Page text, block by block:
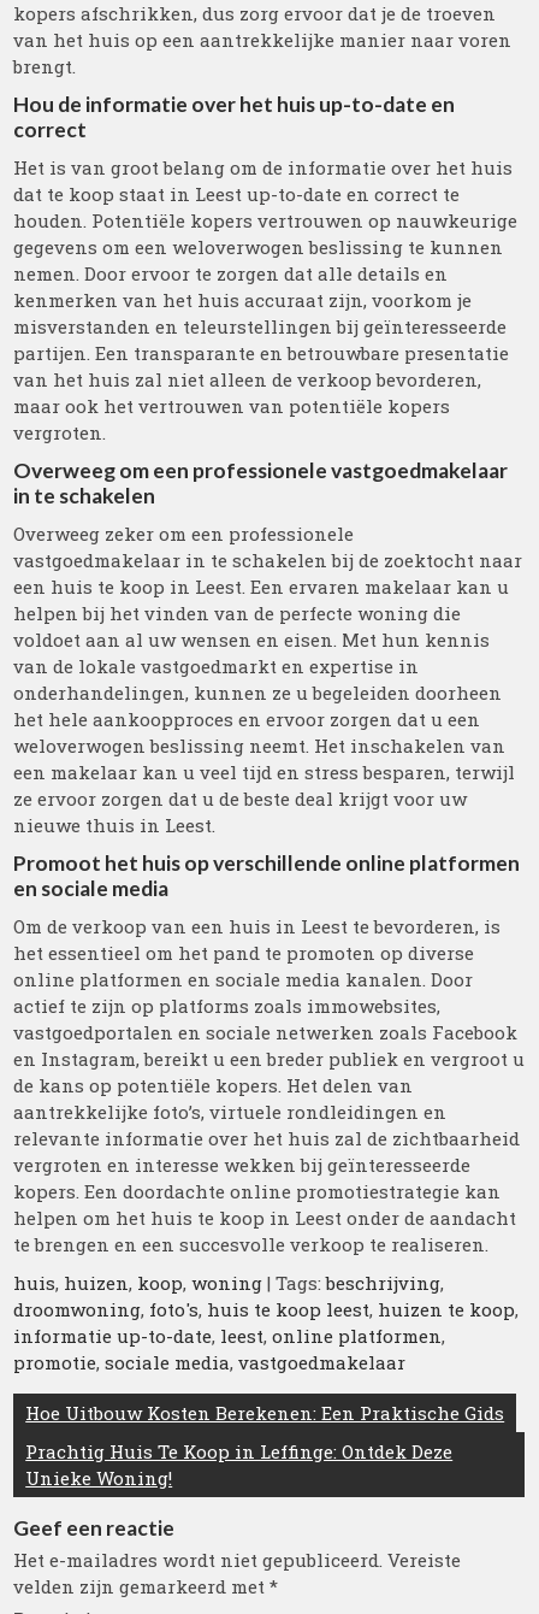
kopers afschrikken, dus zorg ervoor dat je de troeven
van het huis op een aantrekkelijke manier naar voren
brengt.
Hou de informatie over het huis up-to-date en
correct
Het is van groot belang om de informatie over het huis
dat te koop staat in Leest up-to-date en correct te
houden. Potentiële kopers vertrouwen op nauwkeurige
gegevens om een weloverwogen beslissing te kunnen
nemen. Door ervoor te zorgen dat alle details en
kenmerken van het huis accuraat zijn, voorkom je
misverstanden en teleurstellingen bij geïnteresseerde
partijen. Een transparante en betrouwbare presentatie
van het huis zal niet alleen de verkoop bevorderen,
maar ook het vertrouwen van potentiële kopers
vergroten.
Overweeg om een professionele vastgoedmakelaar
in te schakelen
Overweeg zeker om een professionele
vastgoedmakelaar in te schakelen bij de zoektocht naar
een huis te koop in Leest. Een ervaren makelaar kan u
helpen bij het vinden van de perfecte woning die
voldoet aan al uw wensen en eisen. Met hun kennis
van de lokale vastgoedmarkt en expertise in
onderhandelingen, kunnen ze u begeleiden doorheen
het hele aankoopproces en ervoor zorgen dat u een
weloverwogen beslissing neemt. Het inschakelen van
een makelaar kan u veel tijd en stress besparen, terwijl
ze ervoor zorgen dat u de beste deal krijgt voor uw
nieuwe thuis in Leest.
Promoot het huis op verschillende online platformen
en sociale media
Om de verkoop van een huis in Leest te bevorderen, is
het essentieel om het pand te promoten op diverse
online platformen en sociale media kanalen. Door
actief te zijn op platforms zoals immowebsites,
vastgoedportalen en sociale netwerken zoals Facebook
en Instagram, bereikt u een breder publiek en vergroot u
de kans op potentiële kopers. Het delen van
aantrekkelijke foto’s, virtuele rondleidingen en
relevante informatie over het huis zal de zichtbaarheid
vergroten en interesse wekken bij geïnteresseerde
kopers. Een doordachte online promotiestrategie kan
helpen om het huis te koop in Leest onder de aandacht
te brengen en een succesvolle verkoop te realiseren.
huis, huizen, koop,woning | Tags:beschrijving,
droomwoning, foto's, huis te koop leest, huizen te koop,
informatie up-to-date, leest,online platformen,
promotie,sociale media,vastgoedmakelaar
Berichtnavigatie
Hoe Uitbouw Kosten Berekenen: Een Praktische Gids
Prachtig Huis Te Koop in Leffinge: Ontdek Deze
Unieke Woning!
Geef een reactie
Het e-mailadres wordt niet gepubliceerd. Vereiste
velden zijn gemarkeerd met*